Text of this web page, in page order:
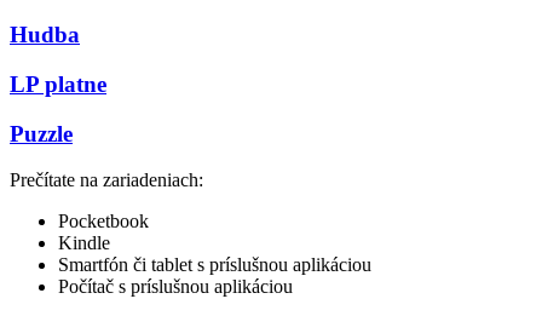
Hudba
LP platne
Puzzle
Prečítate na zariadeniach:
Pocketbook
Kindle
Smartfón či tablet s príslušnou aplikáciou
Počítač s príslušnou aplikáciou